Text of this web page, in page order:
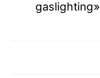
gaslighting»